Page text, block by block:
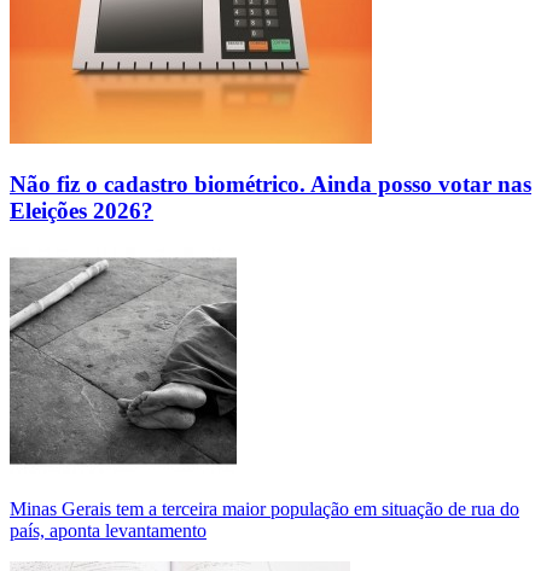
Não fiz o cadastro biométrico. Ainda posso votar nas
Eleições 2026?
Minas Gerais tem a terceira maior população em situação de rua do
país, aponta levantamento